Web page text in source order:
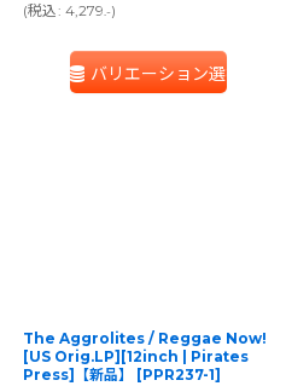
(税込: 4,279.-)
バリエーション選択
The Aggrolites / Reggae Now!
[US Orig.LP][12inch | Pirates
Press]【新品】
[PPR237-1]